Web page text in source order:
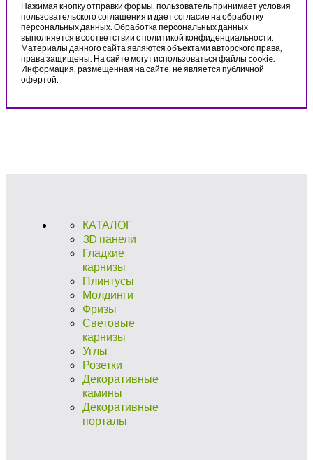
Нажимая кнопку отправки формы, пользователь принимает условия
пользовательского соглашения и дает согласие на обработку
персональных данных. Обработка персональных данных
выполняется в соответствии с политикой конфиденциальности.
Материалы данного сайта являются объектами авторского права,
права защищены. На сайте могут использоваться файлы cookie.
Информация, размещенная на сайте, не является публичной
офертой.
КАТАЛОГ
3D панели
Гладкие
карнизы
Плинтусы
Молдинги
Фризы
Световые
карнизы
Углы
Розетки
Декоративные
камины
Декоративные
порталы